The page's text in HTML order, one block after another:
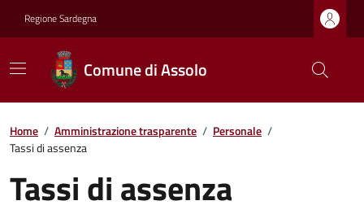
Regione Sardegna
Comune di Assolo
Home / Amministrazione trasparente / Personale /
Tassi di assenza
Tassi di assenza